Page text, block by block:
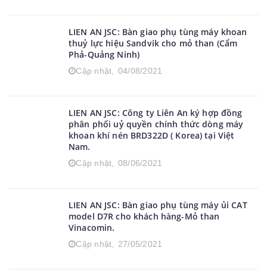
LIEN AN JSC: Bàn giao phụ tùng máy khoan
thuỷ lực hiệu Sandvik cho mỏ than (Cẩm
Phả-Quảng Ninh)
Cập nhật, 04/08/2021
LIEN AN JSC: Công ty Liên An ký hợp đồng
phân phối uỷ quyền chính thức dòng máy
khoan khí nén BRD322D ( Korea) tại Việt
Nam.
Cập nhật, 08/06/2021
LIEN AN JSC: Bàn giao phụ tùng máy ủi CAT
model D7R cho khách hàng-Mỏ than
Vinacomin.
Cập nhật, 27/05/2021